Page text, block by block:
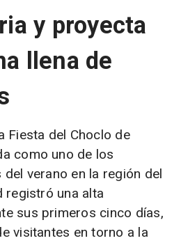
y proyecta
llena de
Fiesta del Choclo de
como uno de los
verano en la región del
registró una alta
sus primeros cinco días,
visitantes en torno a la